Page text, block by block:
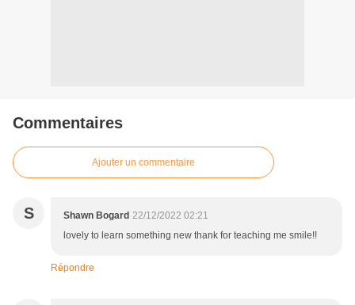
Commentaires
Ajouter un commentaire
S Shawn Bogard 22/12/2022 02:21
lovely to learn something new thank for teaching me smile!!
Répondre